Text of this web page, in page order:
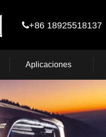
+86 18925518137
Aplicaciones